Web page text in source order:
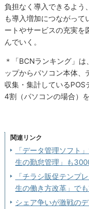
負担なく導入できるよう
も導入増加につながっ
ートやサービスの充実を
んでいく。
＊「BCNランキング」
ップからパソコン本体、
収集・集計している
4割（パソコンの場合）
関連リンク
「データ管理ソフト
生の勤怠管理」も
「チラシ販促テンプ
生の働き方改革」で
シェア争いが激戦の